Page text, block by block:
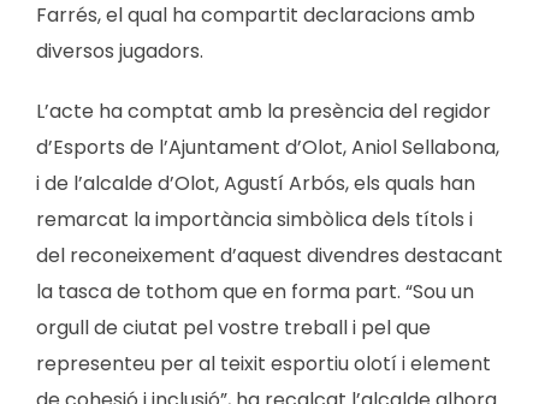
Farrés, el qual ha compartit declaracions amb
diversos jugadors.
L’acte ha comptat amb la presència del regidor
d’Esports de l’Ajuntament d’Olot, Aniol Sellabona,
i de l’alcalde d’Olot, Agustí Arbós, els quals han
remarcat la importància simbòlica dels títols i
del reconeixement d’aquest divendres destacant
la tasca de tothom que en forma part. “Sou un
orgull de ciutat pel vostre treball i pel que
representeu per al teixit esportiu olotí i element